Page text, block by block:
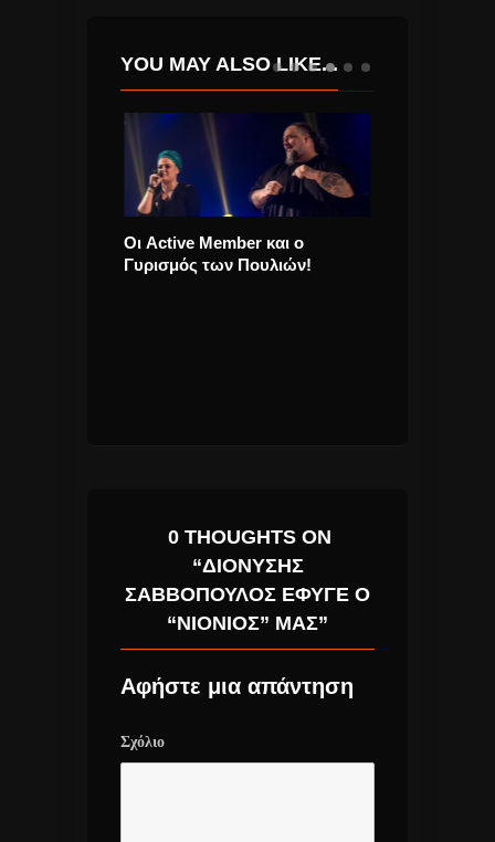
YOU MAY ALSO LIKE...
Οι Active Member και ο
Γυρισμός των Πουλιών!
0 THOUGHTS ON
“ΔΙΟΝΎΣΗΣ
ΣΑΒΒΌΠΟΥΛΟΣ ΈΦΥΓΕ Ο
“ΝΙΌΝΙΟΣ” ΜΑΣ”
Αφήστε μια απάντηση
Σχόλιο